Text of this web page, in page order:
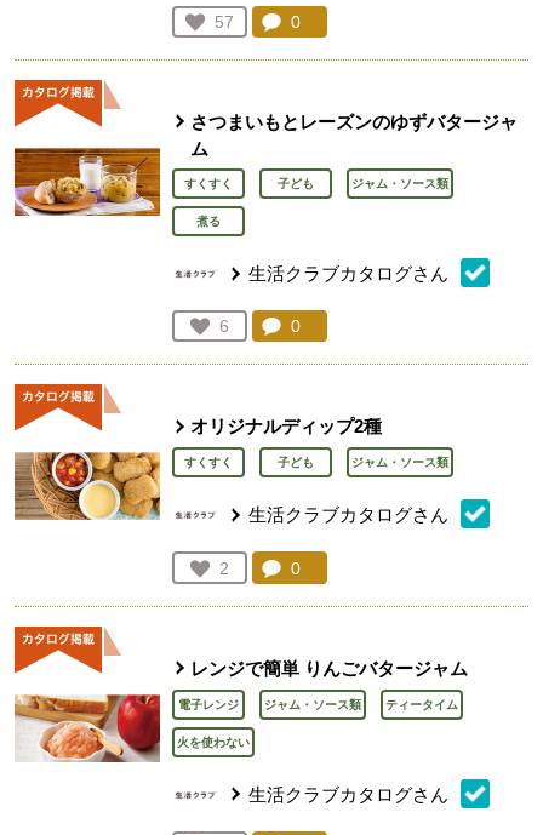
お気に入り登録：
57
人が登録
コメント：
0
さつまいもとレーズンのゆずバタージャ
ム
すくすく 子ども ジャム・ソース類
煮る
生活クラブカタログさん
お気に入り登録：
6
人が登録
コメント：
0
オリジナルディップ2種
すくすく 子ども ジャム・ソース類
生活クラブカタログさん
お気に入り登録：
2
人が登録
コメント：
0
レンジで簡単 りんごバタージャム
電子レンジ ジャム・ソース類 ティータイム
火を使わない
生活クラブカタログさん